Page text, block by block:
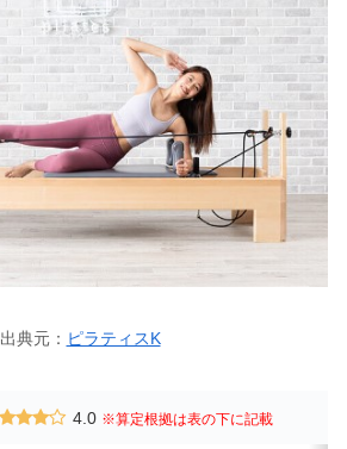
出典元： ピラティスK
4.0 ※算定根拠は表の下に記載